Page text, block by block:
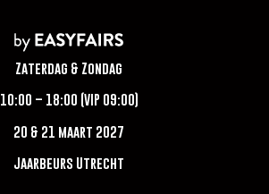
Zaterdag & Zondag
10:00 – 18:00 (VIP 09:00)
20 & 21 maart 2027
Jaarbeurs Utrecht